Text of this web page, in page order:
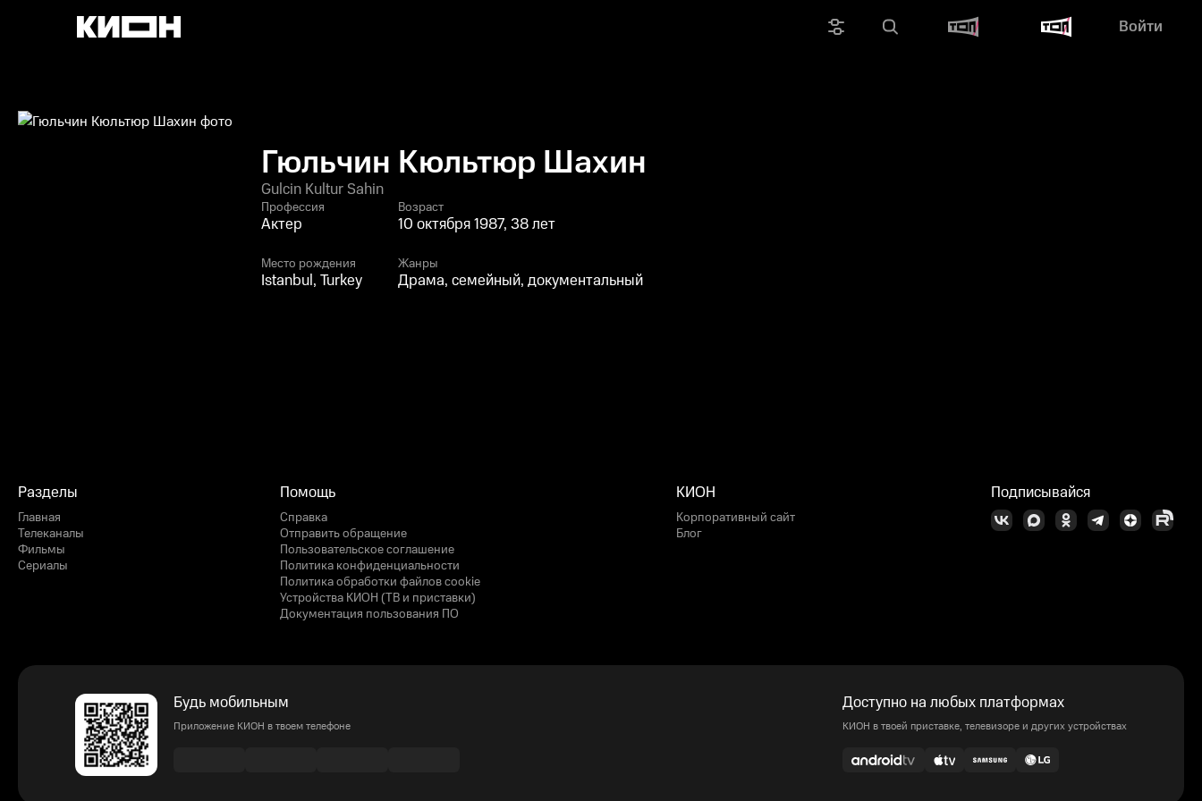
Войти
Гюльчин Кюльтюр Шахин
Gulcin Kultur Sahin
Профессия
Актер
Возраст
10 октября 1987, 38 лет
Место рождения
Istanbul, Turkey
Жанры
Драма, семейный, документальный
Разделы
Главная
Телеканалы
Фильмы
Сериалы
Помощь
Справка
Отправить обращение
Пользовательское соглашение
Политика конфиденциальности
Политика обработки файлов cookie
Устройства КИОН (ТВ и приставки)
Документация пользования ПО
КИОН
Корпоративный сайт
Блог
Подписывайся
Будь мобильным
Приложение КИОН в твоем телефоне
Доступно на любых платформах
КИОН в твоей приставке, телевизоре и других устройствах